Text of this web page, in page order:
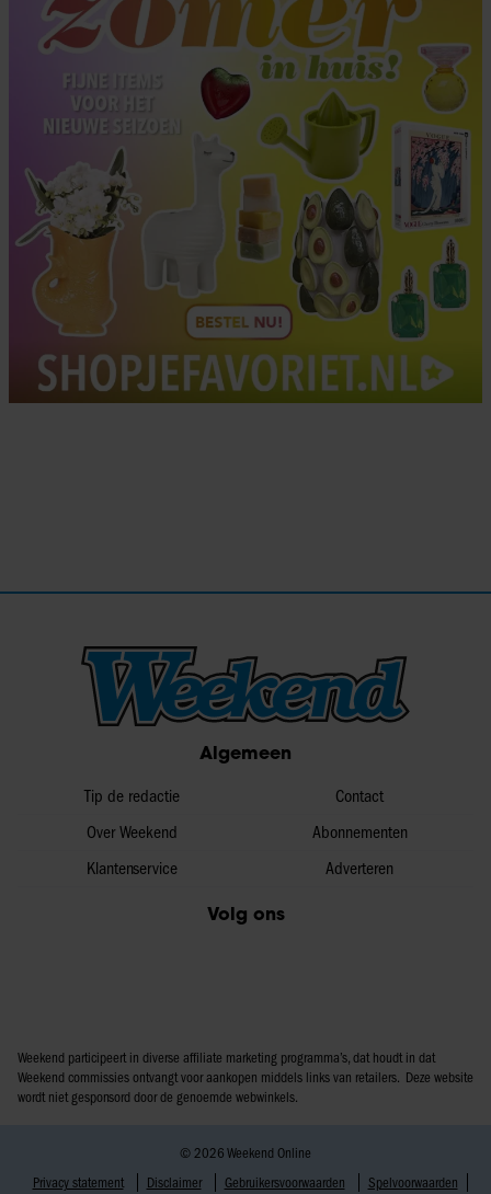
Algemeen
Tip de redactie
Over Weekend
Klantenservice
Contact
Abonnementen
Adverteren
Volg ons
Weekend participeert in diverse affiliate marketing programma’s, dat houdt in dat
Weekend commissies ontvangt voor aankopen middels links van retailers. Deze website
wordt niet gesponsord door de genoemde webwinkels.
© 2026 Weekend Online
Privacy statement
Disclaimer Gebruikersvoorwaarden Spelvoorwaarden